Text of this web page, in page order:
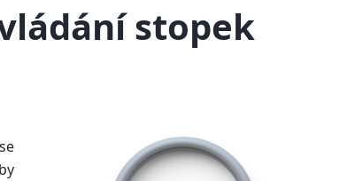
stopek